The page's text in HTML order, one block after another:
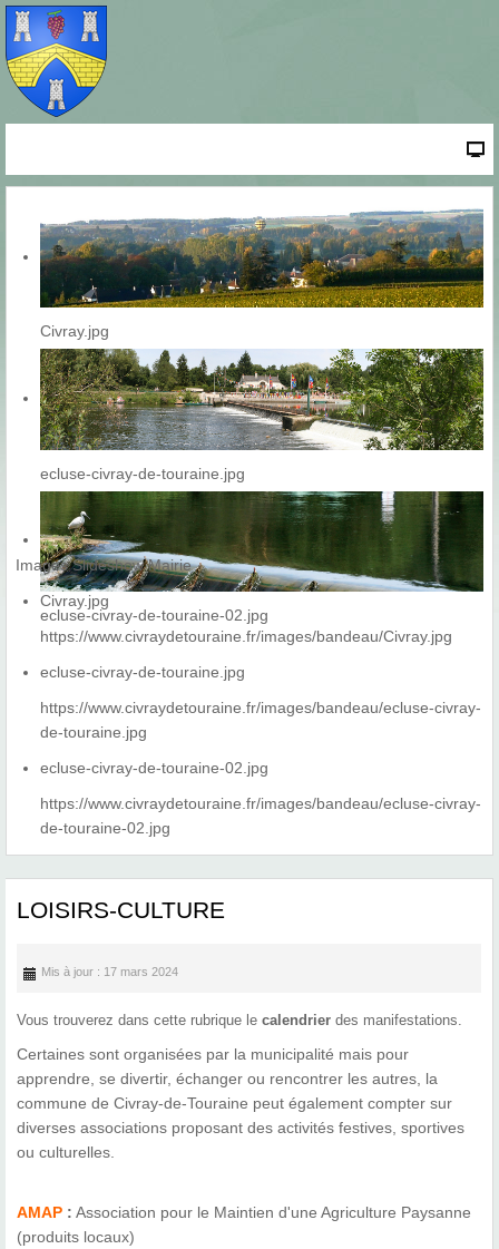
Civray.jpg
ecluse-civray-de-touraine.jpg
ecluse-civray-de-touraine-02.jpg
Images Slideshow Mairie
Civray.jpg
https://www.civraydetouraine.fr/images/bandeau/Civray.jpg
ecluse-civray-de-touraine.jpg
https://www.civraydetouraine.fr/images/bandeau/ecluse-civray-
de-touraine.jpg
ecluse-civray-de-touraine-02.jpg
https://www.civraydetouraine.fr/images/bandeau/ecluse-civray-
de-touraine-02.jpg
LOISIRS-CULTURE
Mis à jour : 17 mars 2024
Vous trouverez dans cette rubrique le calendrier des manifestations.
Certaines sont organisées par la municipalité mais pour
apprendre, se divertir, échanger ou rencontrer les autres, la
commune de Civray-de-Touraine peut également compter sur
diverses associations proposant des activités festives, sportives
ou culturelles.
AMAP : Association pour le Maintien d'une Agriculture Paysanne
(produits locaux)